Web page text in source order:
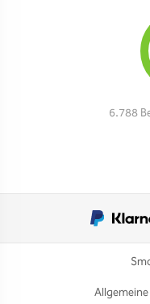
6.788